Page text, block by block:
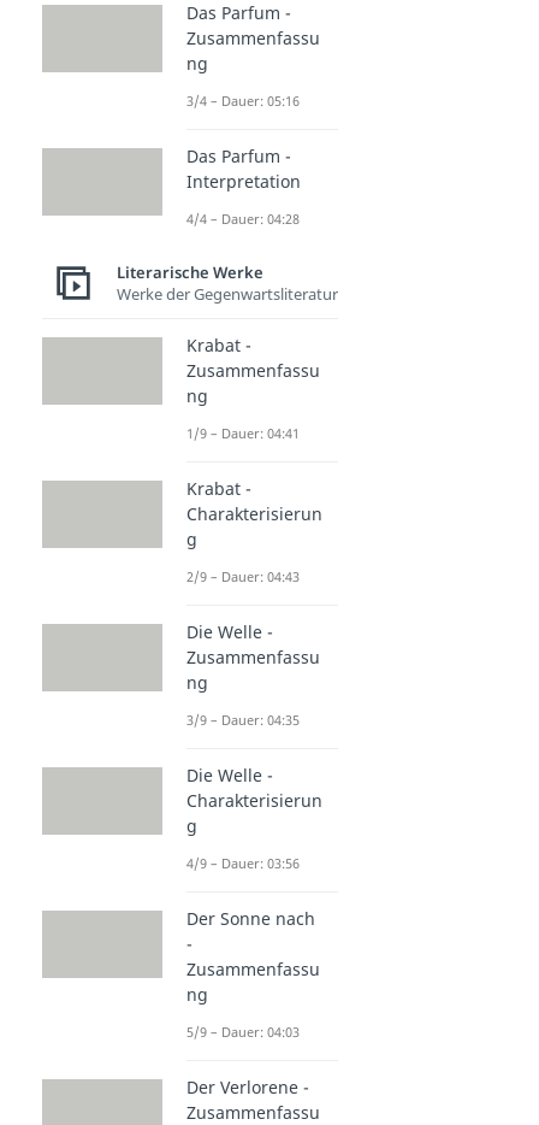
Das Parfum -
Zusammenfassu
ng
3/4 – Dauer: 05:16
Das Parfum -
Interpretation
4/4 – Dauer: 04:28
Literarische Werke
Werke der Gegenwartsliteratur
Krabat -
Zusammenfassu
ng
1/9 – Dauer: 04:41
Krabat -
Charakterisierun
g
2/9 – Dauer: 04:43
Die Welle -
Zusammenfassu
ng
3/9 – Dauer: 04:35
Die Welle -
Charakterisierun
g
4/9 – Dauer: 03:56
Der Sonne nach
-
Zusammenfassu
ng
5/9 – Dauer: 04:03
Der Verlorene -
Zusammenfassu